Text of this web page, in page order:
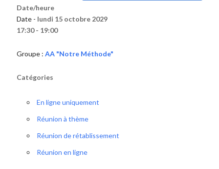
Date/heure
Date - lundi 15 octobre 2029
17:30 - 19:00
Groupe : AA "Notre Méthode"
Catégories
En ligne uniquement
Réunion à thème
Réunion de rétablissement
Réunion en ligne